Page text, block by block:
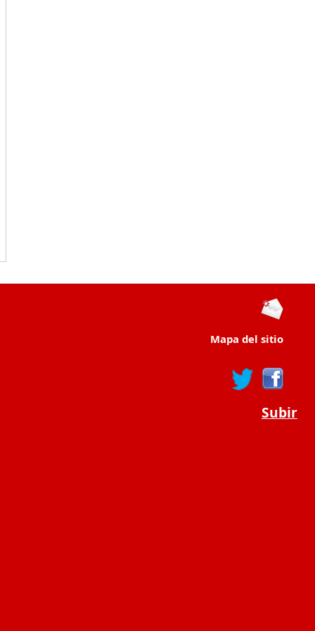
Mapa del sitio
Subir